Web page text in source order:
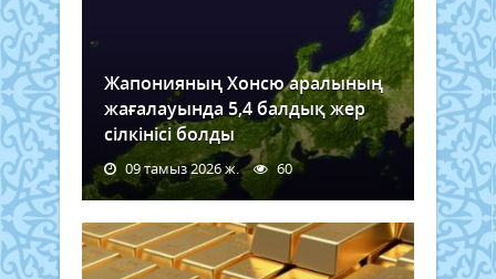
Жапонияның Хонсю аралының
жағалауында 5,4 балдық жер
сілкінісі болды
09 тамыз 2026 ж. 60